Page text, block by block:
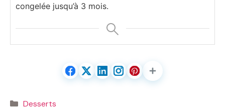
congelée jusqu’à 3 mois.
Catégories
Desserts